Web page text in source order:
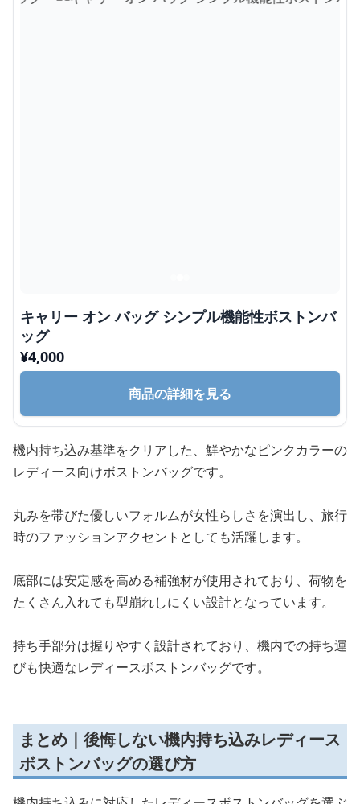
キャリー オン バッグ シンプル機能性ボストンバ
ッグ
¥4,000
商品の詳細を見る
機内持ち込み基準をクリアした、鮮やかなピンクカラーの
レディース向けボストンバッグです。
丸みを帯びた優しいフォルムが女性らしさを演出し、旅行
時のファッションアクセントとしても活躍します。
底部には安定感を高める補強材が使用されており、荷物を
たくさん入れても型崩れしにくい設計となっています。
持ち手部分は握りやすく設計されており、機内での持ち運
びも快適なレディースボストンバッグです。
まとめ｜後悔しない機内持ち込みレディース
ボストンバッグの選び方